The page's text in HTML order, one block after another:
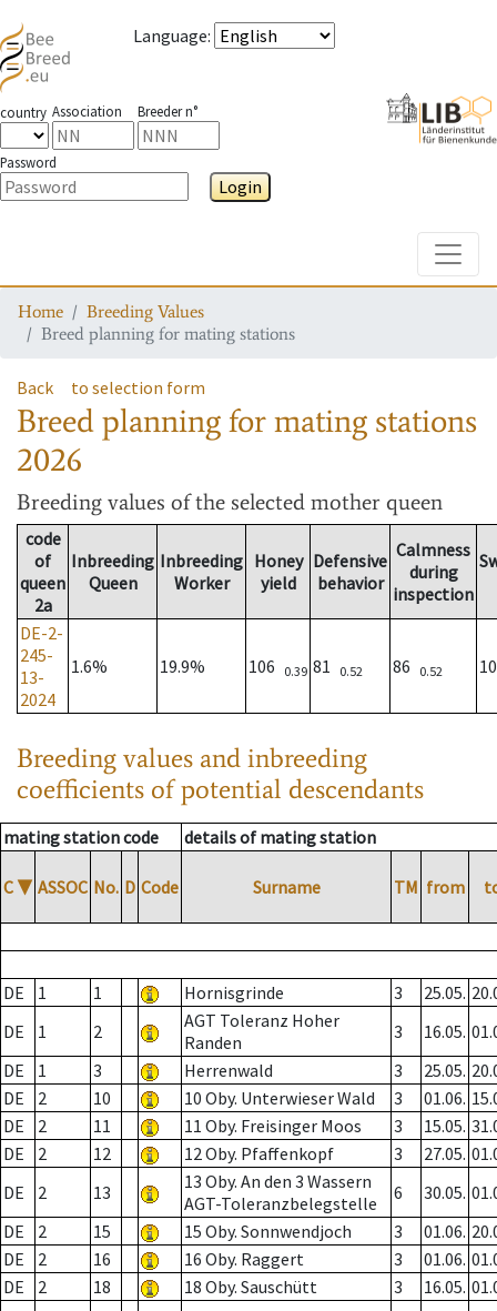
Language:
country Association Breeder n°
Password
Login
Home
Breeding Values
Breed planning for mating stations
Back to selection form
Breed planning for mating stations
2026
Breeding values of the selected mother queen
code
of
queen
2a
Inbreeding
Queen
Inbreeding
Worker
Honey
yield
Defensive
behavior
Calmness
during
inspection
DE-2-
245-
13-
2024
1.6% 19.9% 106 0.39 81 0.52 86 0.52
Breeding values and inbreeding
coefficients of potential descendants
mating station code details of mating station
C ▼ ASSOC No. D Code Surname TM from
DE 1 1 Hornisgrinde 3 25.05.
DE
1 2
AGT Toleranz Hoher
Randen
3 16.05.
DE
1 3 Herrenwald 3 25.05.
DE
2 10 10 Oby. Unterwieser Wald 3 01.06.
DE
2 11 11 Oby. Freisinger Moos 3 15.05.
DE
2 12 12 Oby. Pfaffenkopf 3 27.05.
DE
2 13
13 Oby. An den 3 Wassern
AGT-Toleranzbelegstelle
6 30.05.
DE
2 15 15 Oby. Sonnwendjoch 3 01.06.
DE
2 16 16 Oby. Raggert 3 01.06.
DE
2 18 18 Oby. Sauschütt 3 16.05.